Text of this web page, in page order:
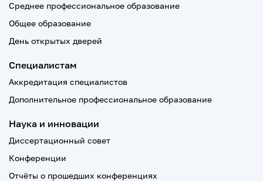
Среднее профессиональное образование
Общее образование
День открытых дверей
Специалистам
Аккредитация специалистов
Дополнительное профессиональное образование
Наука и инновации
Диссертационный совет
Конференции
Отчёты о прошедших конференциях